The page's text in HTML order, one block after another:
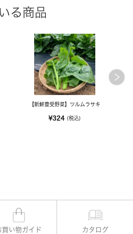
る商品
【新鮮豊受野菜】ツルムラサキ
¥324 (税込)
買い物ガイド カタログ